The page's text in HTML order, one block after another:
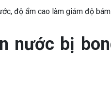
độ ẩm cao làm giảm độ
nước bị